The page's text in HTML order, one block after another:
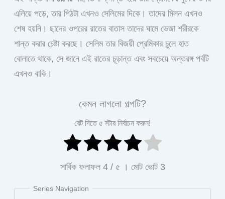
এলিয়ে পড়ে, তার পিঠটা এখনও সেলিমের দিকে। তাদের মিলন এখনও
শেষ হয়নি। ছাদের ওপরের রাতের বাতাস তাদের ঘামে ভেজা শরীরকে
শান্ত করার চেষ্টা করছে। সেলিম তার বিজয়ী প্রেমিকার চুলে হাত
বোলাতে থাকে, সে জানে এই রাতের চূড়ান্ত এবং সবচেয়ে অন্তরঙ্গ পর্বটি
এখনও বাকি।
কেমন লাগলো গল্পটি?
রেট দিতে ৫ স্টার নির্বাচন করুন!
সার্বিক ফলাফল 4/ ৫ । মোট ভোট 3
Series Navigation